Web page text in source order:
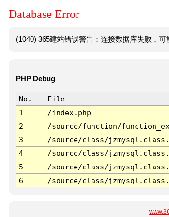
Database Error
(1040) 365建站错误警告：连接数据库失败，
PHP Debug
No. File
1
/index.php
2
/source/function/
3
/source/class/
4
/source/class/
5
/source/class/
6
/source/class/